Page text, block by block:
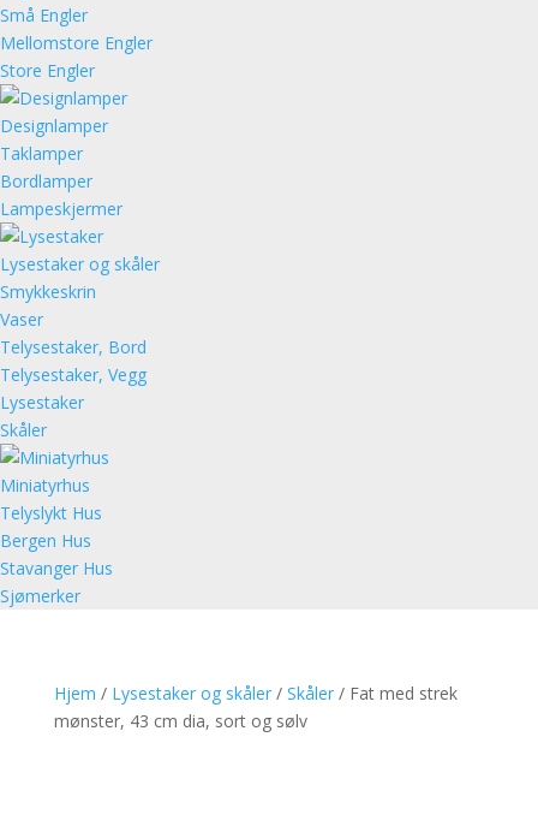
Små Engler
Mellomstore Engler
Store Engler
Designlamper
Taklamper
Bordlamper
Lampeskjermer
Lysestaker og skåler
Smykkeskrin
Vaser
Telysestaker, Bord
Telysestaker, Vegg
Lysestaker
Skåler
Miniatyrhus
Telyslykt Hus
Bergen Hus
Stavanger Hus
Sjømerker
Hjem / Lysestaker og skåler/ Skåler/ Fat med strek
mønster, 43 cm dia, sort og sølv